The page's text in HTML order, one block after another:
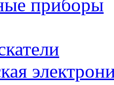
приборы